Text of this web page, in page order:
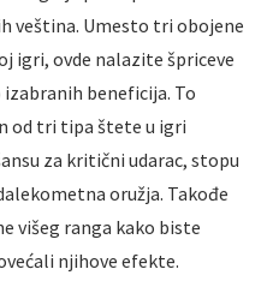
veština. Umesto tri obojene
igri, ovde nalazite špriceve
beneficija. To
od tri tipa štete u igri
za kritični udarac, stopu
oružja. Takođe
višeg ranga kako biste
njihove efekte.